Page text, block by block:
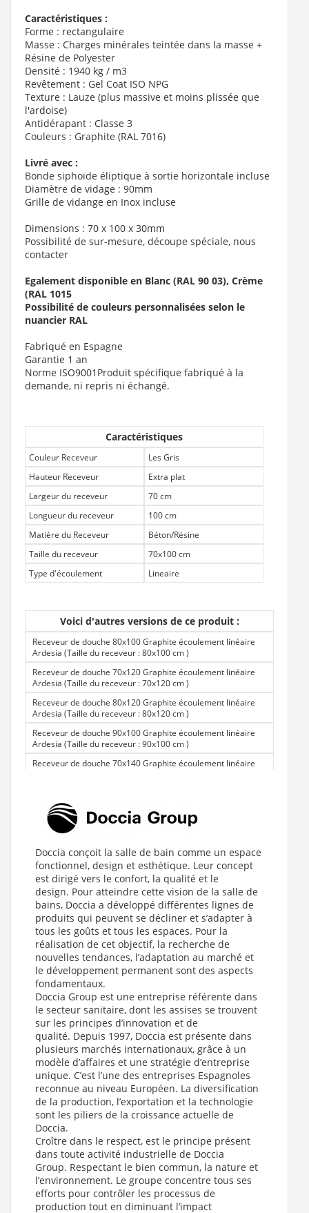
Caractéristiques :
Forme : rectangulaire
Masse : Charges minérales teintée dans la masse +
Résine de Polyester
Densité : 1940 kg / m3
Revêtement : Gel Coat ISO NPG
Texture : Lauze (plus massive et moins plissée que
l'ardoise)
Antidérapant : Classe 3
Couleurs : Graphite (RAL 7016)
Livré avec :
Bonde siphoïde éliptique à sortie horizontale incluse
Diamètre de vidage : 90mm
Grille de vidange en Inox incluse
Dimensions : 70 x 100 x 30mm
Possibilité de sur-mesure, découpe spéciale, nous
contacter
Egalement disponible en Blanc (RAL 90 03), Crème
(RAL 1015
Possibilité de couleurs personnalisées selon le
nuancier RAL
Fabriqué en Espagne
Garantie 1 an
Norme ISO9001Produit spécifique fabriqué à la
demande, ni repris ni échangé.
Caractéristiques
Couleur Receveur
Les Gris
Hauteur Receveur
Extra plat
Largeur du receveur
70 cm
Longueur du receveur
100 cm
Matière du Receveur
Béton/Résine
Taille du receveur
70x100 cm
Type d'écoulement
Lineaire
Voici d'autres versions de ce produit :
Receveur de douche 80x100 Graphite écoulement linéaire
Ardesia (Taille du receveur : 80x100 cm)
Receveur de douche 70x120 Graphite écoulement linéaire
Ardesia (Taille du receveur : 70x120 cm)
Receveur de douche 80x120 Graphite écoulement linéaire
Ardesia (Taille du receveur : 80x120 cm)
Receveur de douche 90x100 Graphite écoulement linéaire
Ardesia (Taille du receveur : 90x100 cm)
Receveur de douche 70x140 Graphite écoulement linéaire
Ardesia (Taille du receveur : 80x140 cm
Receveur de douche 70x160 Graphite écoulement linéaire
Ardesia (Taille du receveur : 70x160 cm
Receveur de douche 100x100 Graphite écoulement linéaire
Ardesia (Taille du receveur : 100x100 cm
Receveur de douche 90x120 Graphite écoulement linéaire
Ardesia (Taille du receveur : 90x120 cm)
Receveur de douche 70x180 Graphite écoulement linéaire
Ardesia (Taille du receveur : 70x180 cm
Receveur de douche 80x160 Graphite écoulement linéaire
Ardesia (Taille du receveur : 80x160 cm)
Receveur de douche 100x120 Graphite écoulement linéaire
Ardesia (Taille du receveur : 100x120 cm
Receveur de douche 80x180 Graphite écoulement linéaire
Ardesia (Taille du receveur : 80x180 cm)
Receveur de douche 70x200 Graphite écoulement linéaire
Ardesia (Taille du receveur : 70x200 cm)
Receveur de douche 90x140 Graphite écoulement linéaire
Ardesia (Taille du receveur : 90x140 cm)
Receveur de douche 90x160 Graphite écoulement linéaire
Ardesia (Taille du receveur : 90x160 cm
Receveur de douche 80x200 Graphite écoulement linéaire
Ardesia (Taille du receveur : 80x200 cm)
Receveur de douche 100x140 Graphite écoulement linéaire
Ardesia (Taille du receveur : 100x140 cm)
Receveur de douche 90x180 Graphite écoulement linéaire
Ardesia (Taille du receveur : 90x180 cm)
Doccia conçoit la salle de bain comme un espace
fonctionnel, design et esthétique. Leur concept
est dirigé vers le confort, la qualité et le
design. Pour atteindre cette vision de la salle de
bains, Doccia a développé différentes lignes de
produits qui peuvent se décliner et s’adapter à
tous les goûts et tous les espaces. Pour la
réalisation de cet objectif, la recherche de
nouvelles tendances, l’adaptation au marché et
le développement permanent sont des aspects
fondamentaux.
Doccia Group est une entreprise référente dans
le secteur sanitaire, dont les assises se trouvent
sur les principes d’innovation et de
qualité. Depuis 1997, Doccia est présente dans
plusieurs marchés internationaux, grâce à un
modèle d’affaires et une stratégie d’entreprise
unique. C’est l’une des entreprises Espagnoles
reconnue au niveau Européen. La diversification
de la production, l’exportation et la technologie
sont les piliers de la croissance actuelle de
Doccia.
Croître dans le respect, est le principe présent
dans toute activité industrielle de Doccia
Group. Respectant le bien commun, la nature et
l’environnement. Le groupe concentre tous ses
efforts pour contrôler les processus de
production tout en diminuant l’impact